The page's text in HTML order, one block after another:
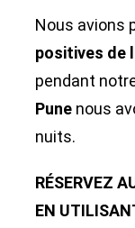
Nous avions
positives de
pendant
Pune nous
nuits.
RÉSERVEZ
EN